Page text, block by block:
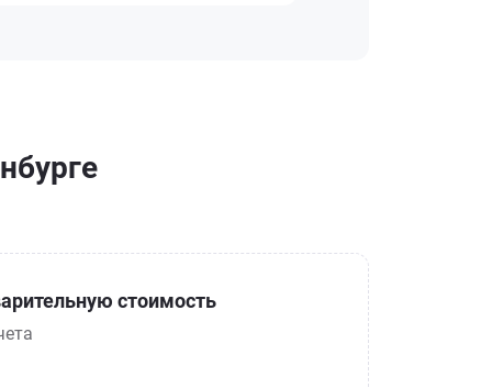
стоимость